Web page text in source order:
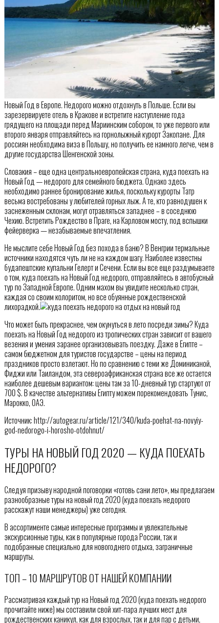
Новый Год в Европе. Недорого можно отдохнуть в Польше. Если вы
зарезервируете отель в Кракове и встретите наступление года
грядущего на площади перед Мариинским собором, то уже первого или
второго января отправляйтесь на горнолыжный курорт Закопане. Для
россиян необходима виза в Польшу, но получить ее намного легче, чем в
другие государства Шенгенской зоны.
Словакия – еще одна центральноевропейская страна, куда поехать на
Новый Год — недорого для семейного бюджета. Однако здесь
необходимо раннее бронирование жилья, поскольку курорты Татр
весьма востребованы у любителей горных лыж. А те, кто равнодушен к
заснеженным склонам, могут отравляться западнее – в соседнюю
Чехию. Встретить Рождество в Праге, на Карловом мосту, под вспышки
фейерверка — незабываемые впечатления.
Не мыслите себе Новый Год без похода в баню? В Венгрии термальные
источники находятся чуть ли не на каждом шагу. Наиболее известны
будапештские купальни Гелерт и Сечени. Если вы все еще раздумываете
о том, куда поехать на Новый Год недорого, отправляйтесь в автобусный
тур по Западной Европе. Одним махом вы увидите несколько стран,
каждая со своим колоритом, но все обуянные рождественской
лихорадкой.
Что может быть прекраснее, чем окунуться в лето посреди зимы? Куда
поехать на Новый Год недорого из тропических стран зависит от вашего
везения и умения заранее организовывать поездку. Даже в Египте –
самом бюджетном для туристов государстве – цены на период
праздников просто взлетают. Но по сравнению с теми же Доминиканой,
Фиджи или Таиландом, эта североафриканская страна все же остается
наиболее дешевым вариантом: цены там за 10-дневный тур стартуют от
700 $. В качестве альтернативы Египту можем порекомендовать Тунис,
Марокко, ОАЭ.
Источник: http://autogear.ru/article/121/340/kuda-poehat-na-novyiy-
god-nedorogo-i-horosho-otdohnut/
ТУРЫ НА НОВЫЙ ГОД 2020 — КУДА ПОЕХАТЬ
НЕДОРОГО?
Следуя призыву народной поговорки «готовь сани лето», мы предлагаем
разнообразные туры на новый год 2020 (куда поехать недорого
расскажут наши менеджеры) уже сегодня.
В ассортименте самые интересные программы и увлекательные
экскурсионные туры, как в популярные города России, так и
подобранные специально для новогоднего отдыха, заграничные
маршруты.
ТОП – 10 МАРШРУТОВ ОТ НАШЕЙ КОМПАНИИ
Рассматривая каждый тур на Новый год 2020 (куда поехать недорого
прочитайте ниже) мы составили свой хит-пара лучших мест для
рождественских каникул, как для взрослых, так и для пар с детьми,